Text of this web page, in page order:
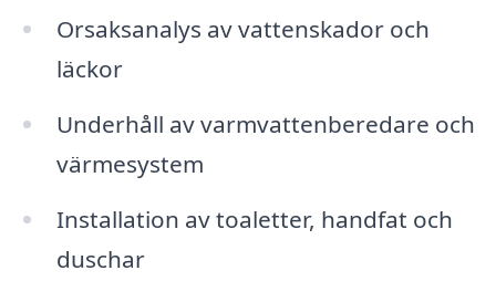
Orsaksanalys av vattenskador och
läckor
Underhåll av varmvattenberedare och
värmesystem
Installation av toaletter, handfat och
duschar